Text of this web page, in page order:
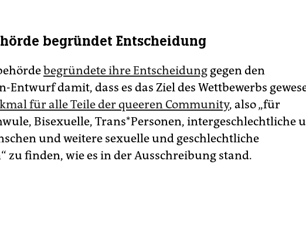
begründet Entscheidung
begründete ihre Entscheidung gegen den
Entwurf damit, dass es das Ziel des Wettbewerbs
für alle Teile der queeren Community, also „für
Bisexuelle, Trans*Personen, intergeschlechtliche
und weitere sexuelle und geschlechtliche
zu finden, wie es in der Ausschreibung stand.